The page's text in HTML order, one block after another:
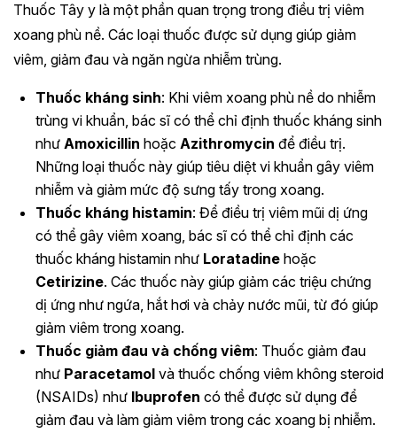
Thuốc Tây y là một phần quan trọng trong điều trị viêm
xoang phù nề. Các loại thuốc được sử dụng giúp giảm
viêm, giảm đau và ngăn ngừa nhiễm trùng.
Thuốc kháng sinh: Khi viêm xoang phù nề do nhiễm
trùng vi khuẩn, bác sĩ có thể chỉ định thuốc kháng sinh
như Amoxicillin hoặc Azithromycin để điều trị.
Những loại thuốc này giúp tiêu diệt vi khuẩn gây viêm
nhiễm và giảm mức độ sưng tấy trong xoang.
Thuốc kháng histamin: Để điều trị viêm mũi dị ứng
có thể gây viêm xoang, bác sĩ có thể chỉ định các
thuốc kháng histamin như Loratadine hoặc
Cetirizine. Các thuốc này giúp giảm các triệu chứng
dị ứng như ngứa, hắt hơi và chảy nước mũi, từ đó giúp
giảm viêm trong xoang.
Thuốc giảm đau và chống viêm: Thuốc giảm đau
như Paracetamol và thuốc chống viêm không steroid
(NSAIDs) như Ibuprofen có thể được sử dụng để
giảm đau và làm giảm viêm trong các xoang bị nhiễm.